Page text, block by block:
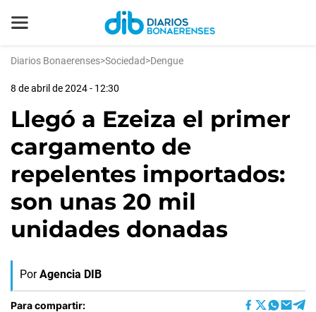
Diarios Bonaerenses>Sociedad>Dengue
8 de abril de 2024 - 12:30
Llegó a Ezeiza el primer
cargamento de
repelentes importados:
son unas 20 mil
unidades donadas
Por Agencia DIB
Para compartir: